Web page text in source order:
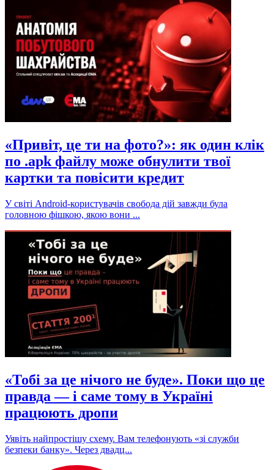
«Привіт, це ти на фото?»: як один клік
по .apk файлу може обнулити твої
картки та повісити кредит
У світі Android-користувачів свобода дій завжди була
головною фішкою, якою вони ...
«Тобі за це нічого не буде». Поки що це
правда — і саме тому в Україні
працюють дропи
Уявіть найпростішу схему. Вам телефонують «зі служби
безпеки банку». Через двадц...